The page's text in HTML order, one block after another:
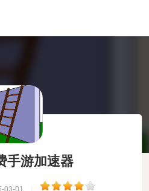
手游加速器
03-01